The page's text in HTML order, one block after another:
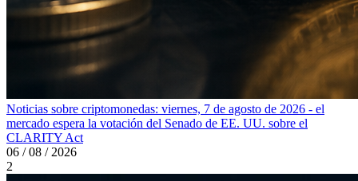
Noticias sobre criptomonedas: viernes, 7 de agosto de 2026 - el
mercado espera la votación del Senado de EE. UU. sobre el
CLARITY Act
06 / 08 / 2026
2